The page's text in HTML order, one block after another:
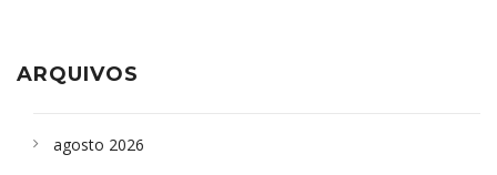
ARQUIVOS
agosto 2026